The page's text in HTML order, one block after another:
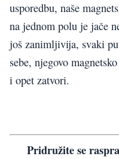
usporedbu, naše
na jednom polu je jače
još zanimljivija, svaki
sebe, njegovo
i opet zatvori.
Pridružite se